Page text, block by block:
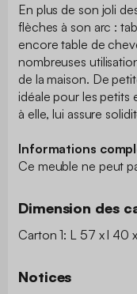
En plus de son joli
flèches à son arc :
encore table de
nombreuses
de la maison. De
idéale pour les petits
à elle, lui assure
Informations
Ce meuble ne peut
Dimension des
Carton 1: L 57 x l 40
Notices